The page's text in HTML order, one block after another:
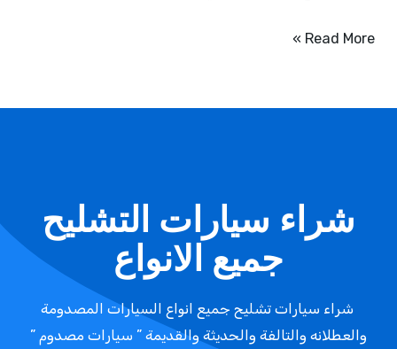
Read More »
شراء سيارات التشليح
جميع الانواع
شراء سيارات تشليح جميع انواع السيارات المصدومة
والعطلانه والتالفة والحديثة والقديمة ” سيارات مصدوم ”